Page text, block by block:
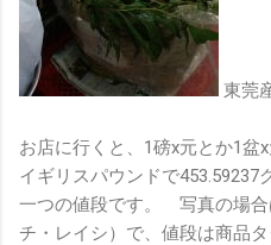
東莞
お店に行くと、1磅x元とか1盆
イギリスパウンドで
一つの値段です。 写真の場合
チ・レイシ）で、値段は商品